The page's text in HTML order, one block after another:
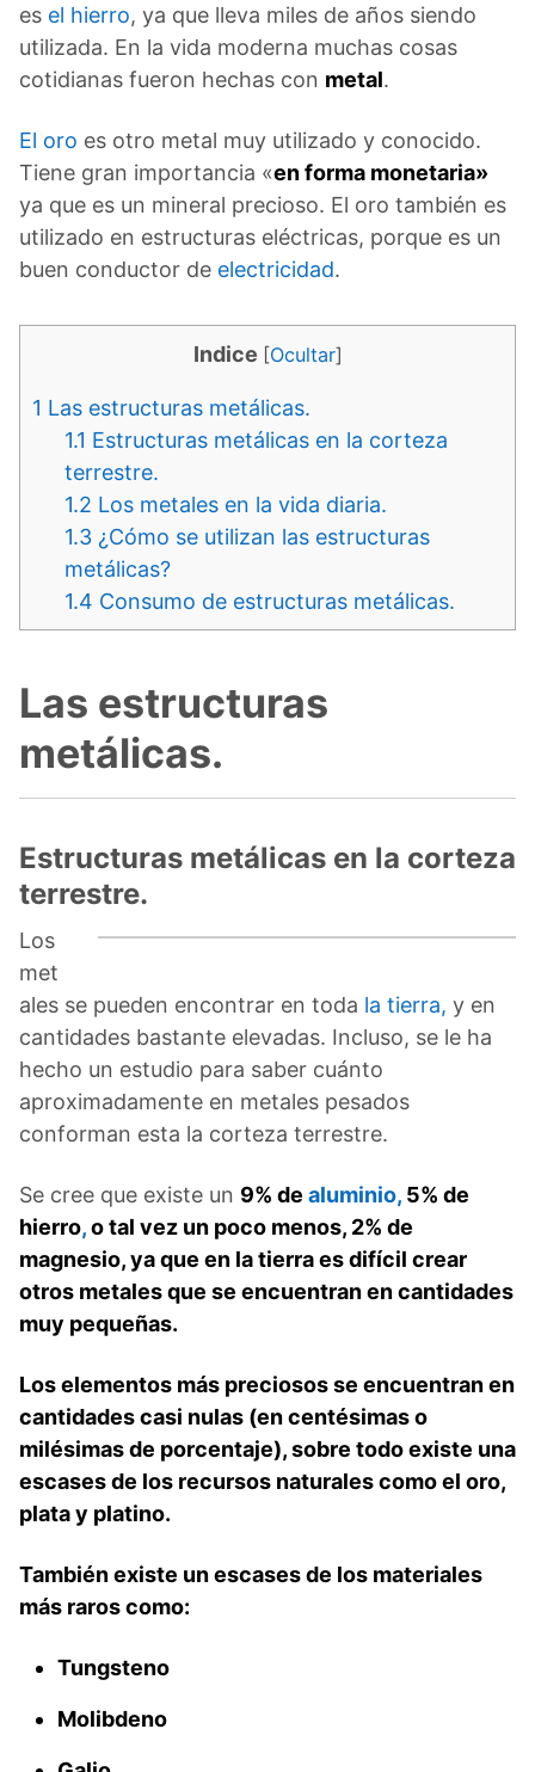
es el hierro, ya que lleva miles de años siendo
utilizada. En la vida moderna muchas cosas
cotidianas fueron hechas con metal.
El oro es otro metal muy utilizado y conocido.
Tiene gran importancia «en forma monetaria»
ya que es un mineral precioso. El oro también es
utilizado en estructuras eléctricas, porque es un
buen conductor de electricidad.
Indice [Ocultar]
1 Las estructuras metálicas.
1.1 Estructuras metálicas en la corteza
terrestre.
1.2 Los metales en la vida diaria.
1.3 ¿Cómo se utilizan las estructuras
metálicas?
1.4 Consumo de estructuras metálicas.
Las estructuras
metálicas.
Estructuras metálicas en la corteza
terrestre.
Los
met
ales se pueden encontrar en toda la tierra, y en
cantidades bastante elevadas. Incluso, se le ha
hecho un estudio para saber cuánto
aproximadamente en metales pesados
conforman esta la corteza terrestre.
Se cree que existe un 9% de aluminio, 5% de
hierro,o tal vez un poco menos, 2% de
magnesio, ya que en la tierra es difícil crear
otros metales que se encuentran en cantidades
muy pequeñas.
Los elementos más preciosos se encuentran en
cantidades casi nulas (en centésimas o
milésimas de porcentaje), sobre todo existe una
escases de los recursos naturales como el oro,
plata y platino.
También existe un escases de los materiales
más raros como:
Tungsteno
Molibdeno